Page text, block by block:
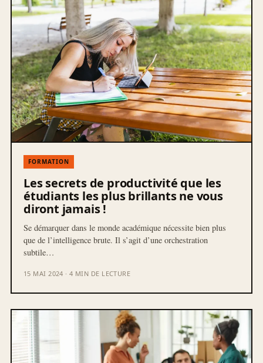
FORMATION
Les secrets de productivité que les
étudiants les plus brillants ne vous
diront jamais !
Se démarquer dans le monde académique nécessite bien plus
que de l’intelligence brute. Il s’agit d’une orchestration
subtile…
15 MAI 2024 · 4 MIN DE LECTURE